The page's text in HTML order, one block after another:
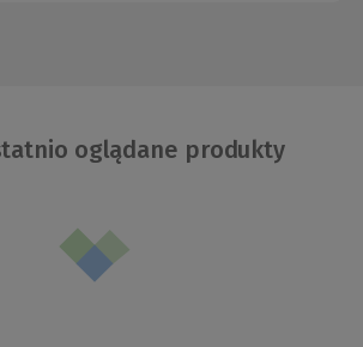
oglądane produkty